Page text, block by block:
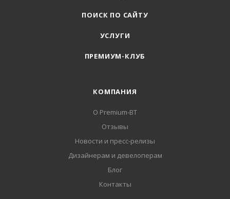
ПОИСК ПО САЙТУ
УСЛУГИ
ПРЕМИУМ-КЛУБ
КОМПАНИЯ
О Premium-BT
Отзывы
Новости и пресс-релизы
Дизайнерам и девелоперам
Блог
Контакты